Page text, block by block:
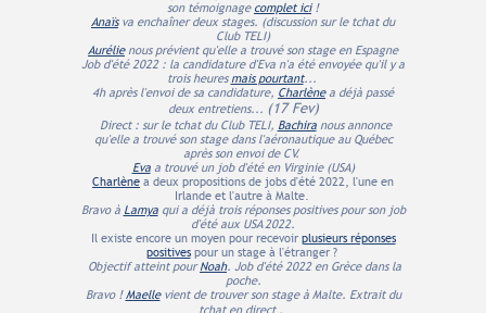
son témoignage complet ici!
Anaïsva enchaîner deux stages. (discussion sur le tchat du
Club TELI)
Aurélienous prévient qu'elle a trouvé son stage en Espagne
Job d'été 2022 : la candidature d'Eva n'a été envoyée qu'il y a
trois heuresmais pourtant...
4h après l'envoi de sa candidature, Charlènea déjà passé
deux entretiens... (17Fev)
Direct : sur le tchat du Club TELI, Bachiranous annonce
qu'elle a trouvé son stage dans l'aéronautique au Québec
après son envoi de CV.
Evaa trouvé un job d'été en Virginie (USA)
Charlène a deux propositions de jobs d'été 2022, l'une en
Irlande et l'autre à Malte.
Bravo à Lamyaqui a déjà trois réponses positives pour son job
d'été aux USA 2022.
Il existe encore un moyen pour recevoir plusieurs réponses
positivespour un stage à l'étranger ?
Objectif atteint pourNoah. Job d'été 2022 en Grèce dans la
poche.
Bravo !Maellevient de trouver son stage à Malte. Extrait du